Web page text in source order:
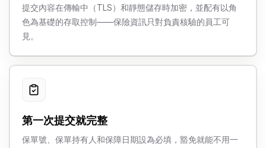
提交內容在傳輸中（TLS）和靜態儲存時加密，並配有以角
色為基礎的存取控制——保險資訊只對負責核驗的員工可
見。
第一次提交就完整
保單號、保單持有人和保障日期設為必填，豁免就能不用一